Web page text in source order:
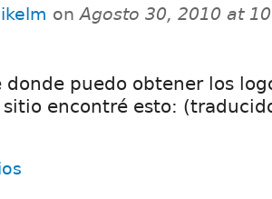
onAgosto 30, 2010 at
donde puedo obtener los
encontré esto: